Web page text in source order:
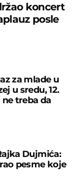
koncert
posle
za mlade u
u sredu, 12.
treba da
Dujmića:
pesme koje